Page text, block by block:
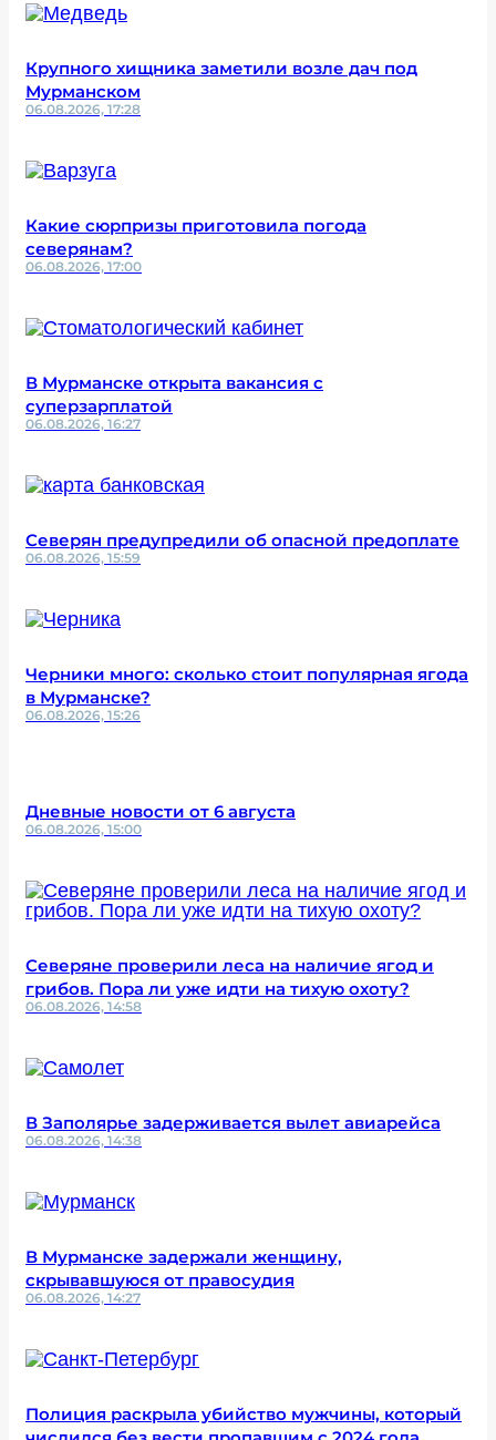
Крупного хищника заметили возле дач под
Мурманском
06.08.2026, 17:28
Какие сюрпризы приготовила погода
северянам?
06.08.2026, 17:00
В Мурманске открыта вакансия с
суперзарплатой
06.08.2026, 16:27
Северян предупредили об опасной предоплате
06.08.2026, 15:59
Черники много: сколько стоит популярная ягода
в Мурманске?
06.08.2026, 15:26
Дневные новости от 6 августа
06.08.2026, 15:00
Северяне проверили леса на наличие ягод и
грибов. Пора ли уже идти на тихую охоту?
06.08.2026, 14:58
В Заполярье задерживается вылет авиарейса
06.08.2026, 14:38
В Мурманске задержали женщину,
скрывавшуюся от правосудия
06.08.2026, 14:27
Полиция раскрыла убийство мужчины, который